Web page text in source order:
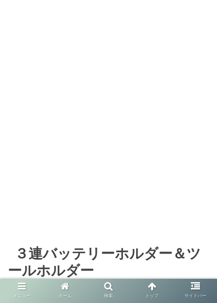
３連バッテリーホルダー＆ツ
ールホルダー
メニュー ホーム 検索 トップ サイドバー